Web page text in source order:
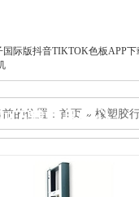
国际版抖音TIKTOK色板APP下
下载产品中心
的位置： 首页 » 橡塑胶